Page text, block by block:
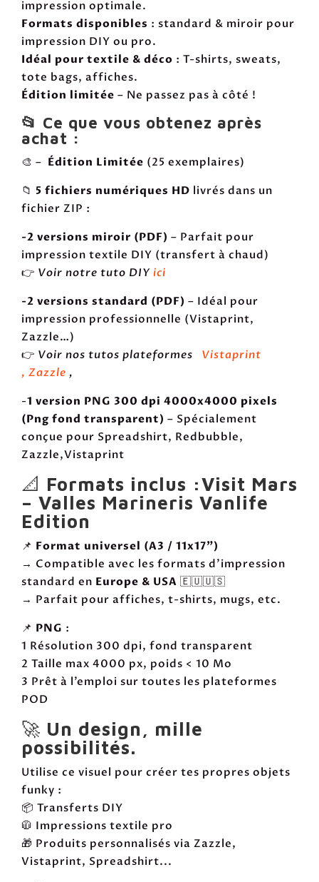
impression optimale.
Formats disponibles : standard & miroir pour
impression DIY ou pro.
Idéal pour textile & déco : T-shirts, sweats,
tote bags, affiches.
Édition limitée – Ne passez pas à côté !
📂 Ce que vous obtenez après
achat :
🎨 – Édition Limitée (25 exemplaires)
📁 5 fichiers numériques HD livrés dans un
fichier ZIP :
-2 versions miroir (PDF) – Parfait pour
impression textile DIY (transfert à chaud)
👉 Voir notre tuto DIY ici
-2 versions standard (PDF) – Idéal pour
impression professionnelle (Vistaprint,
Zazzle…)
👉 Voir nos tutos plateformes Vistaprint
, Zazzle ,
-1 version PNG 300 dpi 4000x4000 pixels
(Png fond transparent) – Spécialement
conçue pour Spreadshirt, Redbubble,
Zazzle,Vistaprint
📐 Formats inclus :Visit Mars
– Valles Marineris Vanlife
Edition
📌 Format universel (A3 / 11x17")
→ Compatible avec les formats d’impression
standard en Europe & USA 🇪🇺🇺🇸
→ Parfait pour affiches, t-shirts, mugs, etc.
📌 PNG :
1 Résolution 300 dpi, fond transparent
2 Taille max 4000 px, poids < 10 Mo
3 Prêt à l’emploi sur toutes les plateformes
POD
🚀 Un design, mille
possibilités.
Utilise ce visuel pour créer tes propres objets
funky :
📦 Transferts DIY
🧥 Impressions textile pro
🎁 Produits personnalisés via Zazzle,
Vistaprint, Spreadshirt...